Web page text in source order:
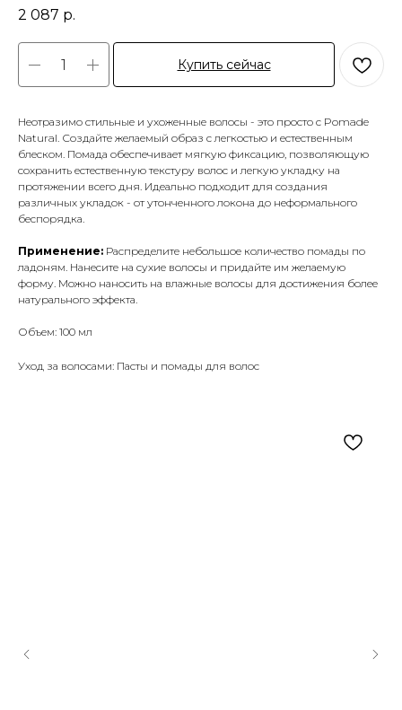
2 087 р.
Купить сейчас
Неотразимо стильные и ухоженные волосы - это просто с Pomade
Natural. Создайте желаемый образ с легкостью и естественным
блеском. Помада обеспечивает мягкую фиксацию, позволяющую
сохранить естественную текстуру волос и легкую укладку на
протяжении всего дня. Идеально подходит для создания
различных укладок - от утонченного локона до неформального
беспорядка.
Применение: Распределите небольшое количество помады по
ладоням. Нанесите на сухие волосы и придайте им желаемую
форму. Можно наносить на влажные волосы для достижения более
натурального эффекта.
Объем: 100 мл
Уход за волосами: Пасты и помады для волос